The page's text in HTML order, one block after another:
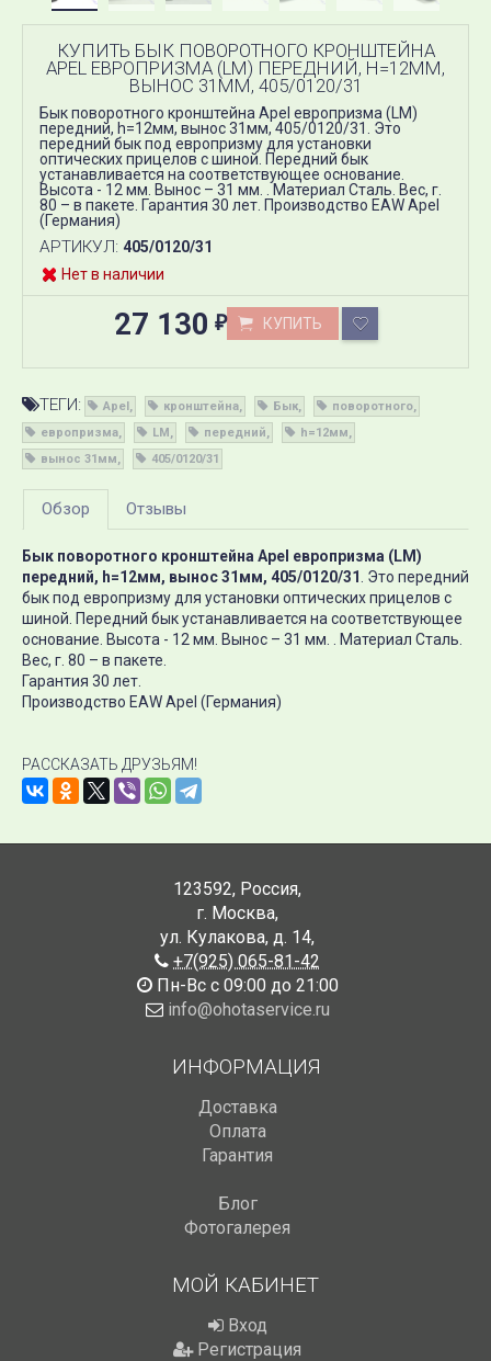
КУПИТЬ БЫК ПОВОРОТНОГО КРОНШТЕЙНА
APEL ЕВРОПРИЗМА (LM) ПЕРЕДНИЙ, H=12ММ,
ВЫНОС 31ММ, 405/0120/31
Бык поворотного кронштейна Apel европризма (LM)
передний, h=12мм, вынос 31мм, 405/0120/31. Это
передний бык под европризму для установки
оптических прицелов с шиной. Передний бык
устанавливается на соответствующее основание.
Высота - 12 мм. Вынос – 31 мм. . Материал Сталь. Вес, г.
80 – в пакете. Гарантия 30 лет. Производство EAW Apel
(Германия)
АРТИКУЛ: 405/0120/31
Нет в наличии
27 130 ₽ КУПИТЬ
ТЕГИ: Apel кронштейна Бык
поворотного
европризма
LM передний
h=12мм
вынос 31мм
405/0120/31
Обзор Отзывы
Бык поворотного кронштейна Apel европризма (LM)
передний, h=12мм, вынос 31мм, 405/0120/31
. Это передний
бык под европризму для установки оптических прицелов с
шиной. Передний бык устанавливается на соответствующее
основание. Высота - 12 мм. Вынос – 31 мм. . Материал Сталь.
Вес, г. 80 – в пакете.
Гарантия 30 лет.
Производство EAW Apel (Германия)
РАССКАЗАТЬ ДРУЗЬЯМ!
123592, Россия,
г. Москва,
ул. Кулакова, д. 14,
+7(925) 065-81-42
Пн-Вс с 09:00 до 21:00
info@ohotaservice.ru
ИНФОРМАЦИЯ
Доставка
Оплата
Гарантия
Блог
Фотогалерея
МОЙ КАБИНЕТ
Вход
Регистрация